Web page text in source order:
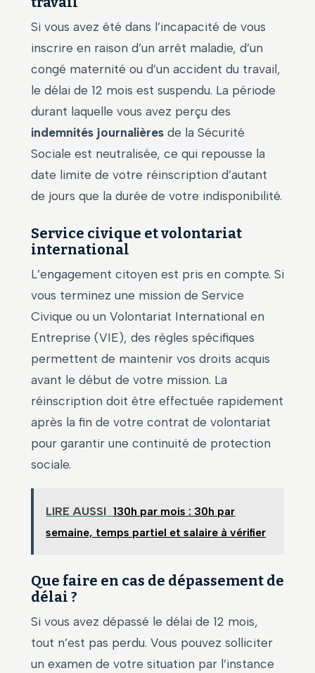
Si vous avez été dans l’incapacité de vous
inscrire en raison d’un arrêt maladie, d’un
congé maternité ou d’un accident du travail,
le délai de 12 mois est suspendu. La période
durant laquelle vous avez perçu des
indemnités journalières de la Sécurité
Sociale est neutralisée, ce qui repousse la
date limite de votre réinscription d’autant
de jours que la durée de votre indisponibilité.
Service civique et volontariat
international
L’engagement citoyen est pris en compte. Si
vous terminez une mission de Service
Civique ou un Volontariat International en
Entreprise (VIE), des règles spécifiques
permettent de maintenir vos droits acquis
avant le début de votre mission. La
réinscription doit être effectuée rapidement
après la fin de votre contrat de volontariat
pour garantir une continuité de protection
sociale.
LIRE AUSSI 130h par mois : 30h par
semaine, temps partiel et salaire à vérifier
Que faire en cas de dépassement de
délai ?
Si vous avez dépassé le délai de 12 mois,
tout n’est pas perdu. Vous pouvez solliciter
un examen de votre situation par l’instance